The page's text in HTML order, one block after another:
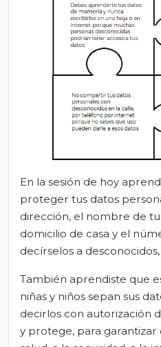
En la sesión de hoy
proteger tus datos
dirección, el nombre de
domicilio de casa y el
decírselos a
También aprendiste que
niñas y niños sepan sus
decirlos con autorización
y protege, para garantizar